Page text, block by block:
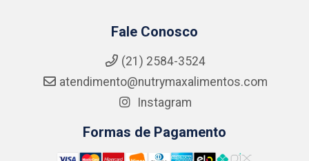
Fale Conosco
(21) 2584-3524
atendimento@nutrymaxalimentos.com
Instagram
Formas de Pagamento